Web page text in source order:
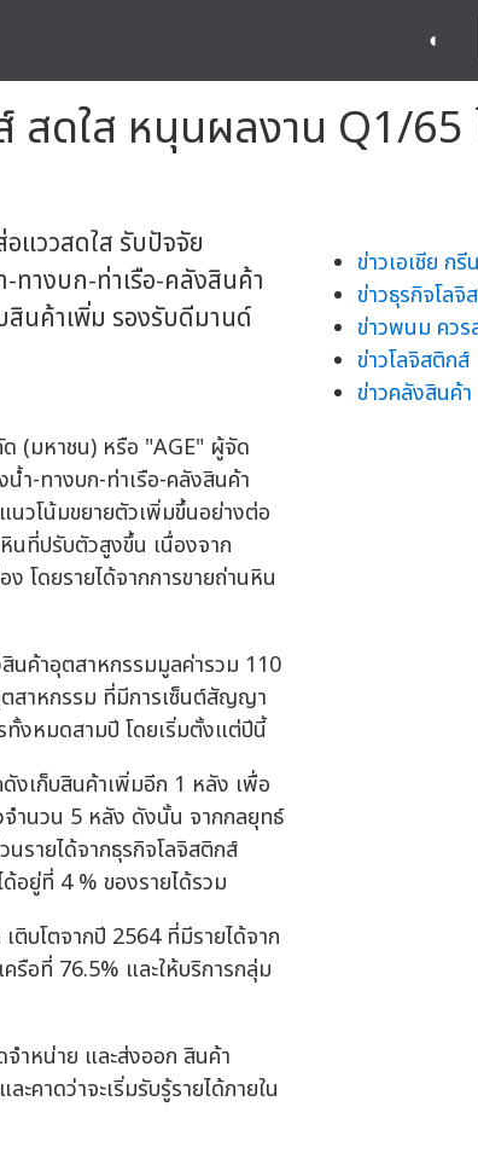
◐
สดใส หนุนผลงาน Q1/65
แววสดใส รับปัจจัย
ทางบก-ท่าเรือ-คลังสินค้า
สินค้าเพิ่ม รองรับดีมานด์
ด (มหาชน) หรือ "AGE" ผู้จัด
ำ-ทางบก-ท่าเรือ-คลังสินค้า
นวโน้มขยายตัวเพิ่มขึ้นอย่างต่อ
นที่ปรับตัวสูงขึ้น เนื่องจาก
โดยรายได้จากการขายถ่านหิน
นค้าอุตสาหกรรมมูลค่ารวม 110
สาหกรรม ที่มีการเซ็นต์สัญญา
ทั้งหมดสามปี โดยเริ่มตั้งแต่ปีนี้
งเก็บสินค้าเพิ่มอีก 1 หลัง เพื่อ
จำนวน 5 หลัง ดังนั้น จากกลยุทธ์
รายได้จากธุรกิจโลจิสติกส์
อยู่ที่ 4 % ของรายได้รวม
ติบโตจากปี 2564 ที่มีรายได้จาก
รือที่ 76.5% และให้บริการกลุ่ม
ำหน่าย และส่งออก สินค้า
คาดว่าจะเริ่มรับรู้รายได้ภายใน
ข่าวเอเชีย ก
ข่าวธุรกิจโลจิ
ข่าวพนม ควร
ข่าวโลจิสติกส์
ข่าวคลังสินค้า